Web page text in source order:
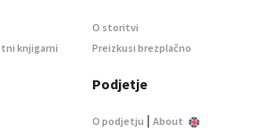
knjigarni
O storitvi
Preizkusi brezplačno
Podjetje
O podjetju | About